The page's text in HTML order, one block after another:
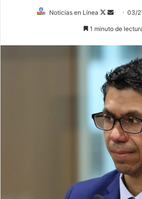
Noticias en Línea
Follow
Send03/
1 minuto de